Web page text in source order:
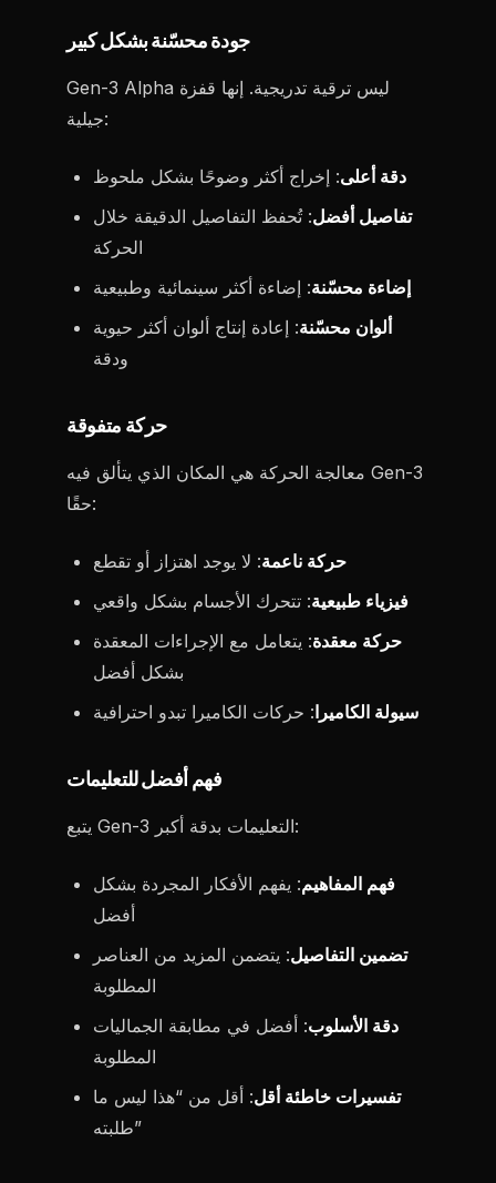
جودة محسّنة بشكل كبير
Gen-3 Alpha ليس ترقية تدريجية. إنها قفزة
جيلية:
دقة أعلى: إخراج أكثر وضوحًا بشكل ملحوظ
تفاصيل أفضل: تُحفظ التفاصيل الدقيقة خلال
الحركة
إضاءة محسّنة: إضاءة أكثر سينمائية وطبيعية
ألوان محسّنة: إعادة إنتاج ألوان أكثر حيوية
ودقة
حركة متفوقة
معالجة الحركة هي المكان الذي يتألق فيه Gen-3
حقًا:
حركة ناعمة: لا يوجد اهتزاز أو تقطع
فيزياء طبيعية: تتحرك الأجسام بشكل واقعي
حركة معقدة: يتعامل مع الإجراءات المعقدة
بشكل أفضل
سيولة الكاميرا: حركات الكاميرا تبدو احترافية
فهم أفضل للتعليمات
يتبع Gen-3 التعليمات بدقة أكبر:
فهم المفاهيم: يفهم الأفكار المجردة بشكل
أفضل
تضمين التفاصيل: يتضمن المزيد من العناصر
المطلوبة
دقة الأسلوب: أفضل في مطابقة الجماليات
المطلوبة
تفسيرات خاطئة أقل: أقل من “هذا ليس ما
طلبته”